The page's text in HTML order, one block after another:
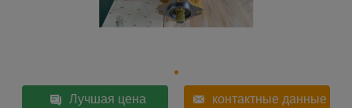
Лучшая цена контактные данные